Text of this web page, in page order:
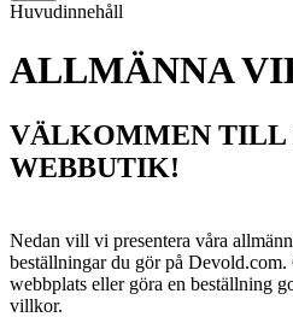
Huvudinnehåll
ALLMÄNNA
VÄLKOMMEN TILL
WEBBUTIK!
Nedan vill vi presentera våra
beställningar du gör på Devold.com.
webbplats eller göra en beställning
villkor.